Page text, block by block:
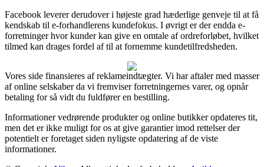
Facebook leverer derudover i højeste grad hæderlige genveje til at få
kendskab til e-forhandlerens kundefokus. I øvrigt er der endda e-
forretninger hvor kunder kan give en omtale af ordreforløbet, hvilket
tilmed kan drages fordel af til at fornemme kundetilfredsheden.
Vores side finansieres af reklameindtægter. Vi har aftaler med masser
af online selskaber da vi fremviser forretningernes varer, og opnår
betaling for så vidt du fuldfører en bestilling.
Informationer vedrørende produkter og online butikker opdateres tit,
men det er ikke muligt for os at give garantier imod rettelser der
potentielt er foretaget siden nyligste opdatering af de viste
informationer.